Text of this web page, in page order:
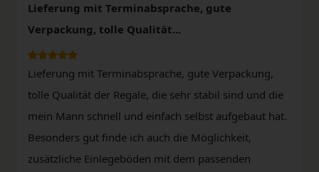
Lieferung mit Terminabsprache, gute
Verpackung, tolle Qualität...
Lieferung mit Terminabsprache, gute Verpackung,
tolle Qualität der Regale, die sehr stabil sind und die
mein Mann schnell und einfach selbst aufgebaut hat.
Besonders gut finde ich auch die Möglichkeit,
zusätzliche Einlegeböden mit dem passenden